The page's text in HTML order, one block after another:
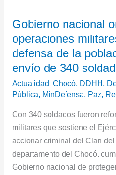
Gobierno nacional
operaciones
defensa de la
envío de 340
Actualidad,Chocó, DDHH,
Pública, MinDefensa, Paz,
Con 340 soldados fueron
militares que sostiene el
accionar criminal del Clan del
departamento del Chocó,
Gobierno nacional de
nacional
ordena
reforzar
operaciones
en
en
defensa
de
la
población